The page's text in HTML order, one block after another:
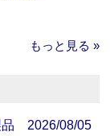
もっと見る »
品 2026/08/05